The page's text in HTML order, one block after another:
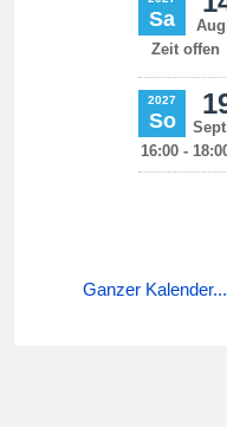
Ganzer Kalender...